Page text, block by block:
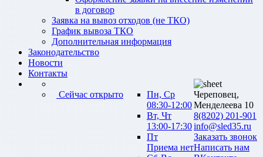
в договор
Заявка на вывоз отходов (не ТКО)
График вывоза ТКО
Дополнительная информация
Законодательство
Новости
Контакты
Сейчас открыто
Пн, Ср
08:30-12:00
Вт, Чт
13:00-17:30
Пт
Приема нет
Череповец,
Менделеева 10
8(8202) 201-901
info@sled35.ru
Заказать звонок
Написать нам